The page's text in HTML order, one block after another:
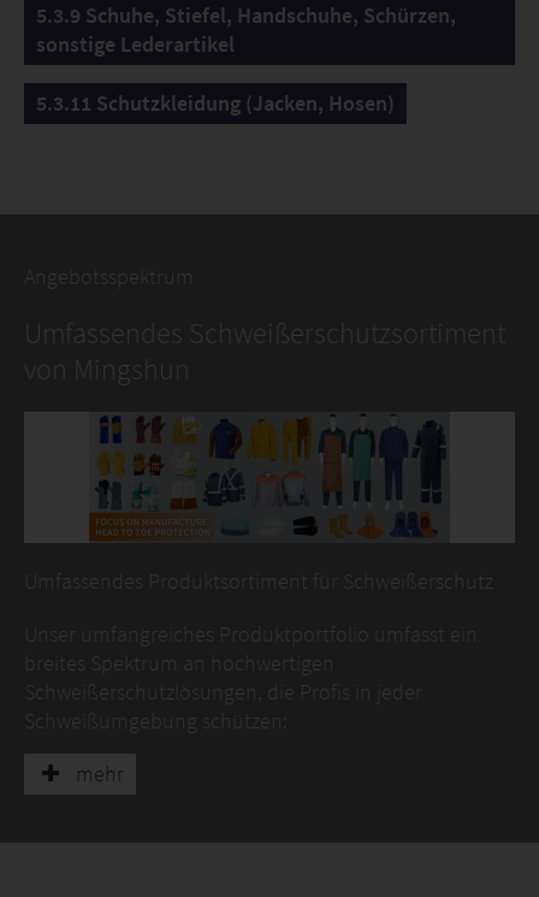
5.3.9 Schuhe, Stiefel, Handschuhe, Schürzen,
sonstige Lederartikel
5.3.11 Schutzkleidung (Jacken, Hosen)
Angebotsspektrum
Umfassendes Schweißerschutzsortiment
von Mingshun
Umfassendes Produktsortiment für Schweißerschutz
Unser umfangreiches Produktportfolio umfasst ein
breites Spektrum an hochwertigen
Schweißerschutzlösungen, die Profis in jeder
Schweißumgebung schützen:
Schweißerkleidung: Flammhemmende
Schweißerjacken, Overalls, Hosen, Hauben und Ärmel
mehr